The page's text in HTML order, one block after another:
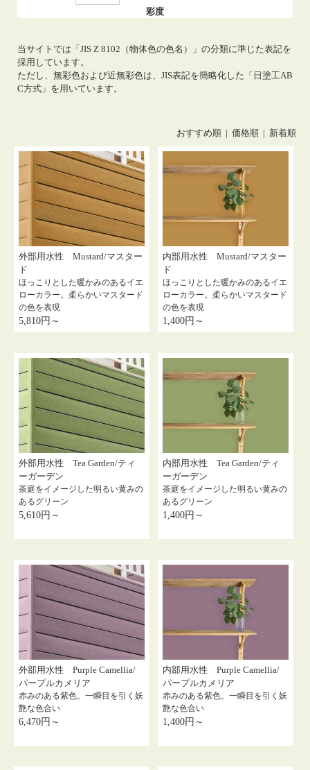
彩度
当サイトでは「JIS Z 8102（物体色の色名）」の分類に準じた表記を
採用しています。
ただし、無彩色および近無彩色は、JIS表記を簡略化した「日塗工AB
C方式」を用いています。
おすすめ順 | 価格順 | 新着順
外部用水性 Mustard/マスター
ド
ほっこりとした暖かみのあるイエ
ローカラー。柔らかいマスタード
の色を表現
5,810円～
内部用水性 Mustard/マスター
ド
ほっこりとした暖かみのあるイエ
ローカラー。柔らかいマスタード
の色を表現
1,400円～
外部用水性 Tea Garden/ティ
ーガーデン
茶庭をイメージした明るい黄みの
あるグリーン
5,610円～
内部用水性 Tea Garden/ティ
ーガーデン
茶庭をイメージした明るい黄みの
あるグリーン
1,400円～
外部用水性 Purple Camellia/
パープルカメリア
赤みのある紫色。一瞬目を引く妖
艶な色合い
6,470円～
内部用水性 Purple Camellia/
パープルカメリア
赤みのある紫色。一瞬目を引く妖
艶な色合い
1,400円～